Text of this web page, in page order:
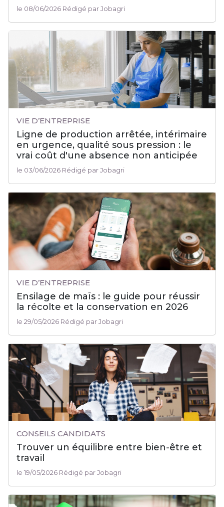
le 08/06/2026 Rédigé par Jobagri
VIE D’ENTREPRISE
Ligne de production arrêtée, intérimaire
en urgence, qualité sous pression : le
vrai coût d'une absence non anticipée
le 03/06/2026 Rédigé par Jobagri
VIE D’ENTREPRISE
Ensilage de maïs : le guide pour réussir
la récolte et la conservation en 2026
le 29/05/2026 Rédigé par Jobagri
CONSEILS CANDIDATS
Trouver un équilibre entre bien-être et
travail
le 19/05/2026 Rédigé par Jobagri